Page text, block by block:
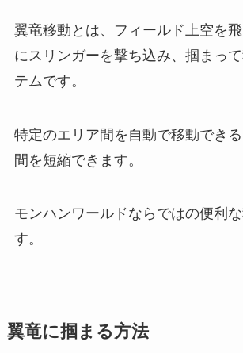
翼竜移動とは、フィールド上空を
にスリンガーを撃ち込み、掴まっ
テムです。
特定のエリア間を自動で移動でき
間を短縮できます。
モンハンワールドならではの便利
す。
翼竜に掴まる方法